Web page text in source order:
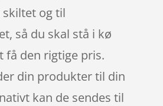
og til
så du skal stå i kø
få den rigtige pris.
din produkter til din
kan de sendes til